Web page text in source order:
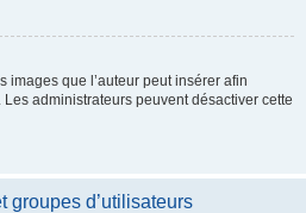
images que l’auteur peut insérer afin
administrateurs peuvent désactiver cette
groupes d’utilisateurs